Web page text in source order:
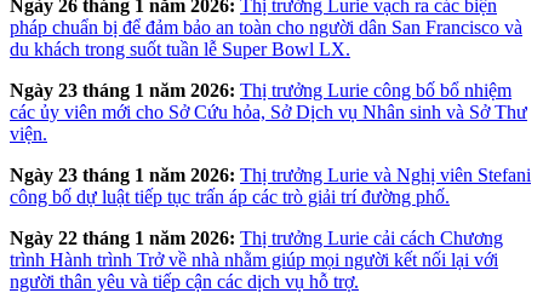
Ngày 26 tháng 1 năm 2026: Thị trưởng Lurie vạch ra các biện
pháp chuẩn bị để đảm bảo an toàn cho người dân San Francisco và
du khách trong suốt tuần lễ Super Bowl LX.
Ngày 23 tháng 1 năm 2026: Thị trưởng Lurie công bố bổ nhiệm
các ủy viên mới cho Sở Cứu hỏa, Sở Dịch vụ Nhân sinh và Sở Thư
viện.
Ngày 23 tháng 1 năm 2026: Thị trưởng Lurie và Nghị viên Stefani
công bố dự luật tiếp tục trấn áp các trò giải trí đường phố.
Ngày 22 tháng 1 năm 2026: Thị trưởng Lurie cải cách Chương
trình Hành trình Trở về nhà nhằm giúp mọi người kết nối lại với
người thân yêu và tiếp cận các dịch vụ hỗ trợ.